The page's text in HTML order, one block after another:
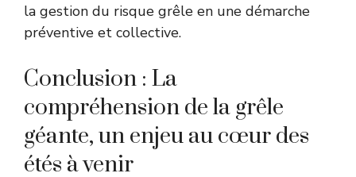
la gestion du risque grêle en une démarche
préventive et collective.
Conclusion : La
compréhension de la grêle
géante, un enjeu au cœur des
étés à venir